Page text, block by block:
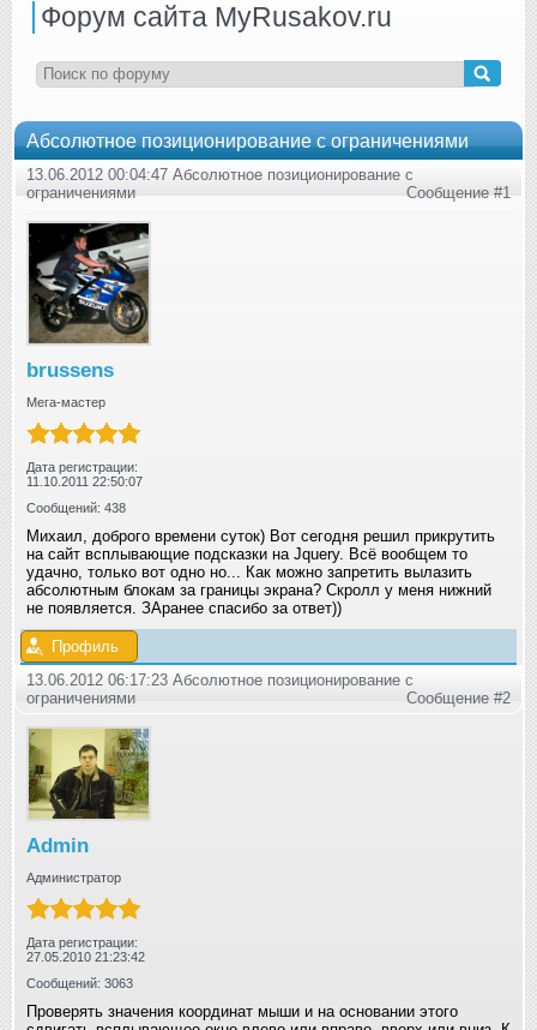
Форум сайта MyRusakov.ru
Абсолютное позиционирование с ограничениями
13.06.2012 00:04:47 Абсолютное позиционирование с
ограничениями
Сообщение #1
brussens
Мега-мастер
Дата регистрации:
11.10.2011 22:50:07
Сообщений: 438
Михаил, доброго времени суток) Вот сегодня решил прикрутить
на сайт всплывающие подсказки на Jquery. Всё вообщем то
удачно, только вот одно но... Как можно запретить вылазить
абсолютным блокам за границы экрана? Скролл у меня нижний
не появляется. ЗАранее спасибо за ответ))
Профиль
13.06.2012 06:17:23 Абсолютное позиционирование с
ограничениями
Сообщение #2
Admin
Администратор
Дата регистрации:
27.05.2010 21:23:42
Сообщений: 3063
Проверять значения координат мыши и на основании этого